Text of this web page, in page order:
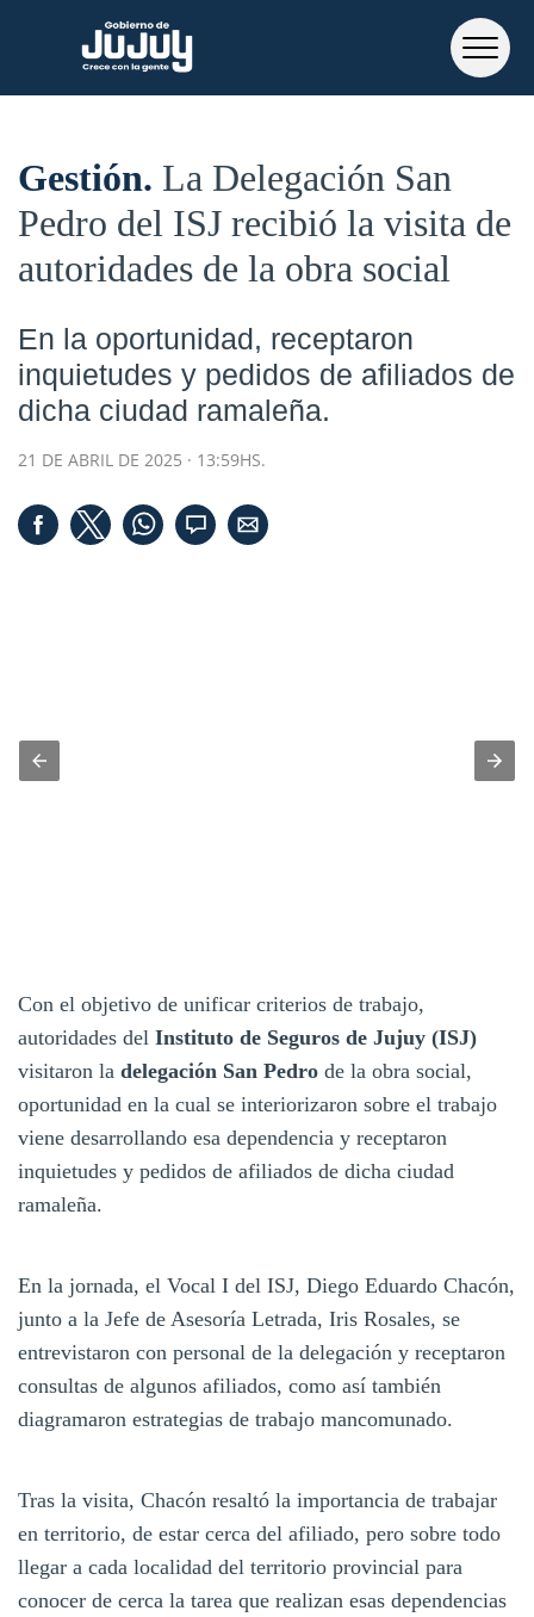
Gestión La Delegación San
Pedro del ISJ recibió la visita de
autoridades de la obra social
En la oportunidad, receptaron
inquietudes y pedidos de afiliados de
dicha ciudad ramaleña.
21 DE ABRIL DE 2025 · 13:59HS.
Con el objetivo de unificar criterios de trabajo,
autoridades del Instituto de Seguros de Jujuy (ISJ)
visitaron la delegación San Pedro de la obra social,
oportunidad en la cual se interiorizaron sobre el trabajo
viene desarrollando esa dependencia y receptaron
inquietudes y pedidos de afiliados de dicha ciudad
ramaleña.
En la jornada, el Vocal I del ISJ, Diego Eduardo Chacón,
junto a la Jefe de Asesoría Letrada, Iris Rosales, se
entrevistaron con personal de la delegación y receptaron
consultas de algunos afiliados, como así también
diagramaron estrategias de trabajo mancomunado.
Tras la visita, Chacón resaltó la importancia de trabajar
en territorio, de estar cerca del afiliado, pero sobre todo
llegar a cada localidad del territorio provincial para
conocer de cerca la tarea que realizan esas dependencias